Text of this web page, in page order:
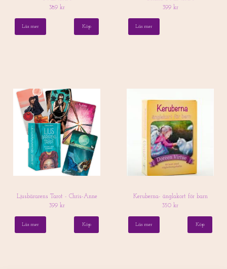
389 kr
Läs mer
399 kr
Läs mer
Ljusbärarens Tarot - Chris-Anne
399 kr
Läs mer
Keruberna- änglakort för barn
350 kr
Läs mer